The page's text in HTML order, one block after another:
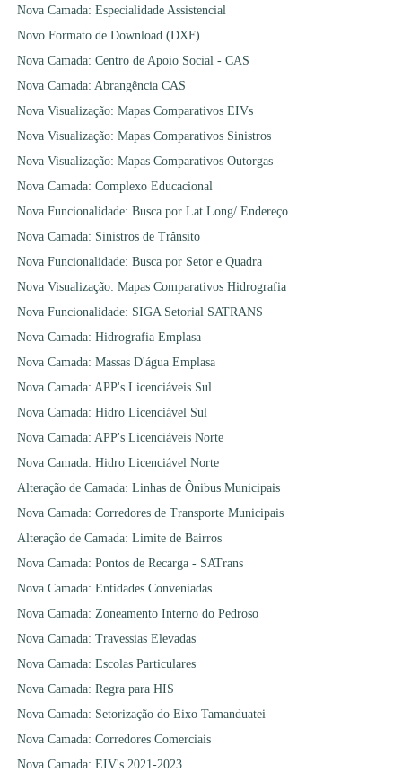
Nova Camada: Especialidade Assistencial
Novo Formato de Download (DXF)
Nova Camada: Centro de Apoio Social - CAS
Nova Camada: Abrangência CAS
Nova Visualização: Mapas Comparativos EIVs
Nova Visualização: Mapas Comparativos Sinistros
Nova Visualização: Mapas Comparativos Outorgas
Nova Camada: Complexo Educacional
Nova Funcionalidade: Busca por Lat Long/ Endereço
Nova Camada: Sinistros de Trânsito
Nova Funcionalidade: Busca por Setor e Quadra
Nova Visualização: Mapas Comparativos Hidrografia
Nova Funcionalidade: SIGA Setorial SATRANS
Nova Camada: Hidrografia Emplasa
Nova Camada: Massas D'água Emplasa
Nova Camada: APP's Licenciáveis Sul
Nova Camada: Hidro Licenciável Sul
Nova Camada: APP's Licenciáveis Norte
Nova Camada: Hidro Licenciável Norte
Alteração de Camada: Linhas de Ônibus Municipais
Nova Camada: Corredores de Transporte Municipais
Alteração de Camada: Limite de Bairros
Nova Camada: Pontos de Recarga - SATrans
Nova Camada: Entidades Conveniadas
Nova Camada: Zoneamento Interno do Pedroso
Nova Camada: Travessias Elevadas
Nova Camada: Escolas Particulares
Nova Camada: Regra para HIS
Nova Camada: Setorização do Eixo Tamanduatei
Nova Camada: Corredores Comerciais
Nova Camada: EIV's 2021-2023